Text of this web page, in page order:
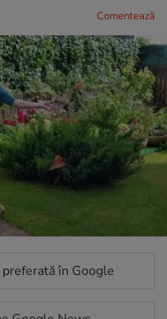
Comentează
în Google